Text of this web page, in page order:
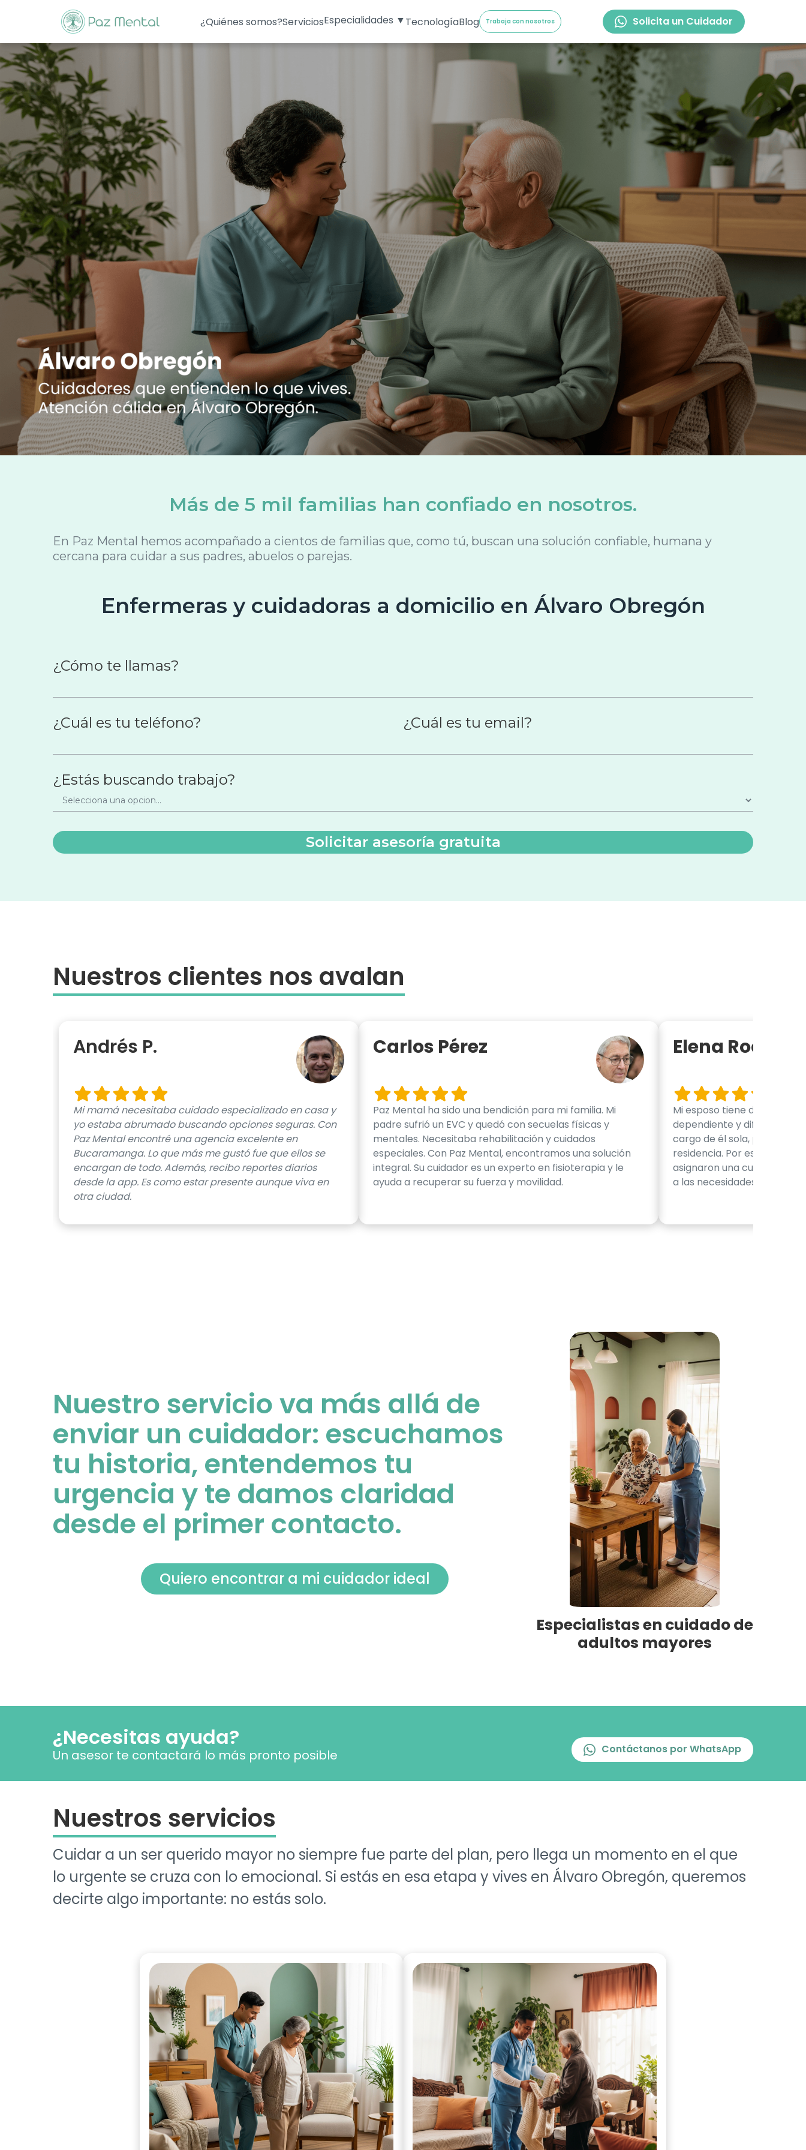
¿Quiénes somos?ServiciosEspecialidades ▼TecnologíaBlog Trabaja con nosotros Solicita un Cuidador
Más de 5 mil familias han confiado en nosotros.
En Paz Mental hemos acompañado a cientos de familias que, como tú, buscan una solución confiable, humana y
cercana para cuidar a sus padres, abuelos o parejas.
Enfermeras y cuidadoras a domicilio en Álvaro Obregón
¿Cómo te llamas?
¿Cuál es tu teléfono? ¿Cuál es tu email?
¿Estás buscando trabajo?
Nuestros clientes nos avalan
Andrés P.
Mi mamá necesitaba cuidado especializado en casa y
yo estaba abrumado buscando opciones seguras. Con
Paz Mental encontré una agencia excelente en
Bucaramanga. Lo que más me gustó fue que ellos se
encargan de todo. Además, recibo reportes diarios
desde la app. Es como estar presente aunque viva en
otra ciudad.
Carlos Pérez
Paz Mental ha sido una bendición para mi familia. Mi
padre sufrió un EVC y quedó con secuelas físicas y
mentales. Necesitaba rehabilitación y cuidados
especiales. Con Paz Mental, encontramos una solución
integral. Su cuidador es un experto en fisioterapia y le
ayuda a recuperar su fuerza y movilidad.
Elena
Mi esposo tiene demencia
dependiente y difícil de
cargo de él sola, pero
residencia. Por eso, decidí
asignaron una cuidadora
a las necesidades y gustos
Nuestro servicio va más allá de
enviar un cuidador: escuchamos
tu historia, entendemos tu
urgencia y te damos claridad
desde el primer contacto.
Quiero encontrar a mi cuidador ideal
Especialistas en cuidado de
adultos mayores
¿Necesitas ayuda?
Un asesor te contactará lo más pronto posible Contáctanos por WhatsApp
Nuestros servicios
Cuidar a un ser querido mayor no siempre fue parte del plan, pero llega un momento en el que
lo urgente se cruza con lo emocional. Si estás en esa etapa y vives en Álvaro Obregón, queremos
decirte algo importante: no estás solo.